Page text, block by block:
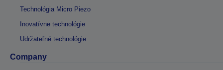
Technológia Micro Piezo
Inovatívne technológie
Udržateľné technológie
Company